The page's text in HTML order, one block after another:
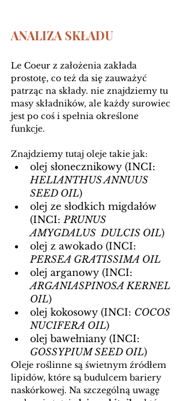
ANALIZA SKŁADU
Le Coeur z założenia zakłada
prostotę, co też da się zauważyć
patrząc na składy. nie znajdziemy tu
masy składników, ale każdy surowiec
jest po coś i spełnia określone
funkcje.
Znajdziemy tutaj oleje takie jak:
olej słonecznikowy (INCI:
HELIANTHUS ANNUUS
SEED OIL)
olej ze słodkich migdałów
(INCI: PRUNUS
AMYGDALUS  DULCIS OIL)
olej z awokado (INCI:
PERSEA GRATISSIMA OIL
olej arganowy (INCI:
ARGANIASPINOSA KERNEL
OIL)
olej kokosowy (INCI: COCOS
NUCIFERA OIL)
olej bawełniany (INCI:
GOSSYPIUM SEED OIL)
Oleje roślinne są świetnym źródłem
lipidów, które są budulcem bariery
naskórkowej. Na szczególną uwagę